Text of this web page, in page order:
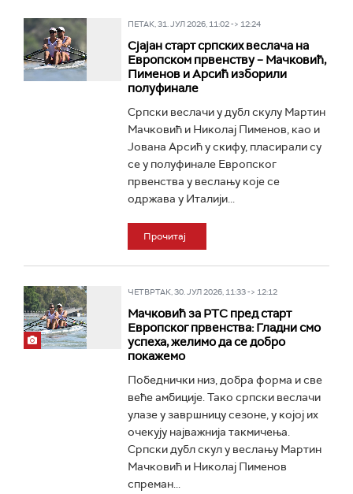
ПЕТАК, 31. ЈУЛ 2026, 11:02 -> 12:24
Сјајан старт српских веслача на
Европском првенству – Мачковић,
Пименов и Арсић изборили
полуфинале
Српски веслачи у дубл скулу Мартин
Мачковић и Николај Пименов, као и
Јована Арсић у скифу, пласирали су
се у полуфинале Европског
првенства у веслању које се
одржава у Италији...
Прочитај
ЧЕТВРТАК, 30. ЈУЛ 2026, 11:33 -> 12:12
Мачковић за РТС пред старт
Европског првенства: Гладни смо
успеха, желимо да се добро
покажемо
Победнички низ, добра форма и све
веће амбиције. Тако српски веслачи
улазе у завршницу сезоне, у којој их
очекују најважнија такмичења.
Српски дубл скул у веслању Мартин
Мачковић и Николај Пименов
спреман...